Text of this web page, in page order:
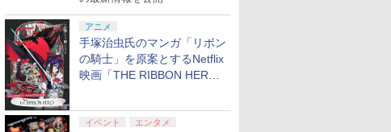
アニメ
手塚治虫氏のマンガ「リボン
の騎士」を原案とするNetflix
映画「THE RIBBON HERO
イベント
エンタメ